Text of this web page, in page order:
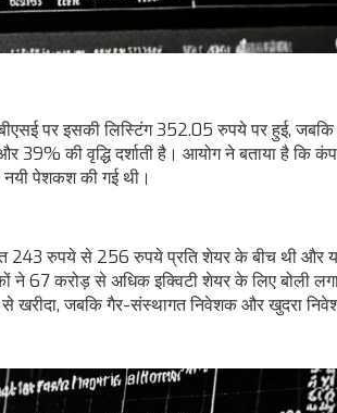
पर इसकी लिस्टिंग 352.05 रुपये पर हुई,
की वृद्धि दर्शाती है। आयोग ने बताया है कि
पेशकश की गई थी।
243 रुपये से 256 रुपये प्रति शेयर के बीच थी और
ने 67 करोड़ से अधिक इक्विटी शेयर के लिए बोली
खरीदा, जबकि गैर-संस्थागत निवेशक और खुदरा